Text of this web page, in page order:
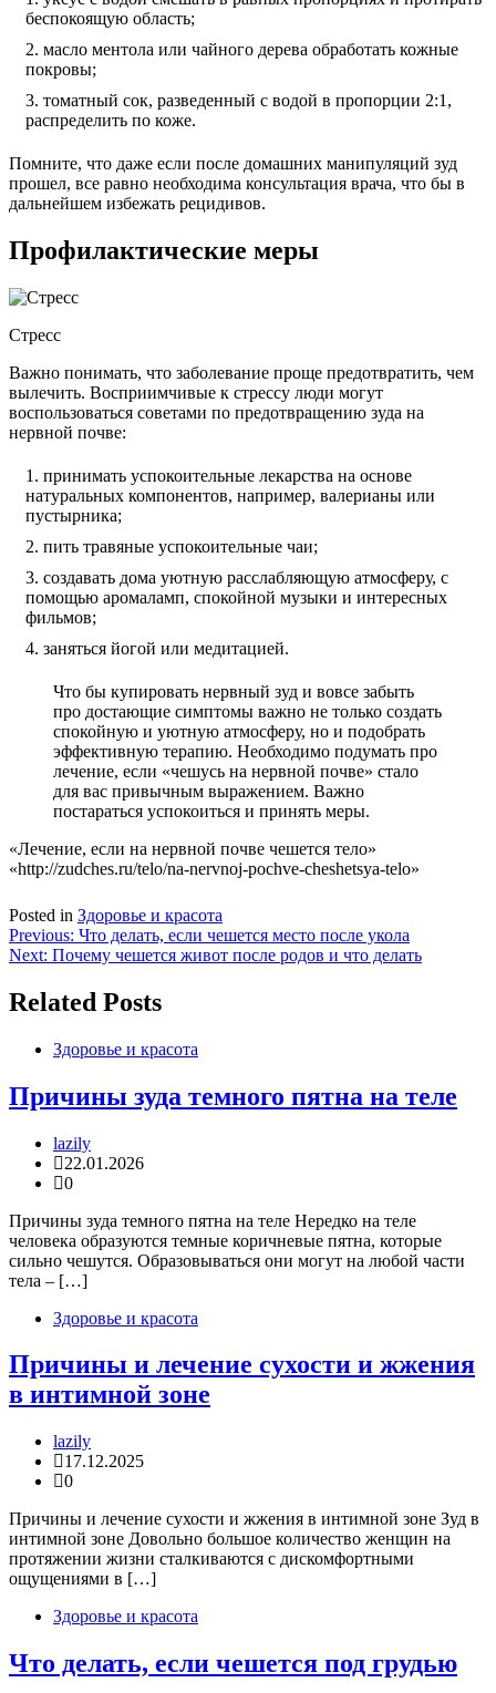
беспокоящую область;
масло ментола или чайного дерева обработать кожные
покровы;
томатный сок, разведенный с водой в пропорции 2:1,
распределить по коже.
Помните, что даже если после домашних манипуляций зуд
прошел, все равно необходима консультация врача, что бы в
дальнейшем избежать рецидивов.
Профилактические меры
Стресс
Важно понимать, что заболевание проще предотвратить, чем
вылечить. Восприимчивые к стрессу люди могут
воспользоваться советами по предотвращению зуда на
нервной почве:
принимать успокоительные лекарства на основе
натуральных компонентов, например, валерианы или
пустырника;
пить травяные успокоительные чаи;
создавать дома уютную расслабляющую атмосферу, с
помощью аромаламп, спокойной музыки и интересных
фильмов;
заняться йогой или медитацией.
Что бы купировать нервный зуд и вовсе забыть
про достающие симптомы важно не только создать
спокойную и уютную атмосферу, но и подобрать
эффективную терапию. Необходимо подумать про
лечение, если «чешусь на нервной почве» стало
для вас привычным выражением. Важно
постараться успокоиться и принять меры.
«Лечение, если на нервной почве чешется тело»
«http://zudches.ru/telo/na-nervnoj-pochve-cheshetsya-telo»
Posted in Здоровье и красота
Навигация
по
записям
Previous: Что делать, если чешется место после укола
Next: Почему чешется живот после родов и что делать
Related Posts
Здоровье и красота
Причины зуда темного пятна на теле
lazily
22.01.2026
0
Причины зуда темного пятна на теле Нередко на теле
человека образуются темные коричневые пятна, которые
сильно чешутся. Образовываться они могут на любой части
тела – […]
Здоровье и красота
Причины и лечение сухости и жжения
в интимной зоне
lazily
17.12.2025
0
Причины и лечение сухости и жжения в интимной зоне Зуд в
интимной зоне Довольно большое количество женщин на
протяжении жизни сталкиваются с дискомфортными
ощущениями в […]
Здоровье и красота
Что делать, если чешется под грудью